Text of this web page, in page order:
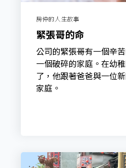
房仲的人生故事
緊張哥的命
公司的緊張哥有一個辛
一個破碎的家庭。在幼
了，他跟著爸爸與一位
家庭。